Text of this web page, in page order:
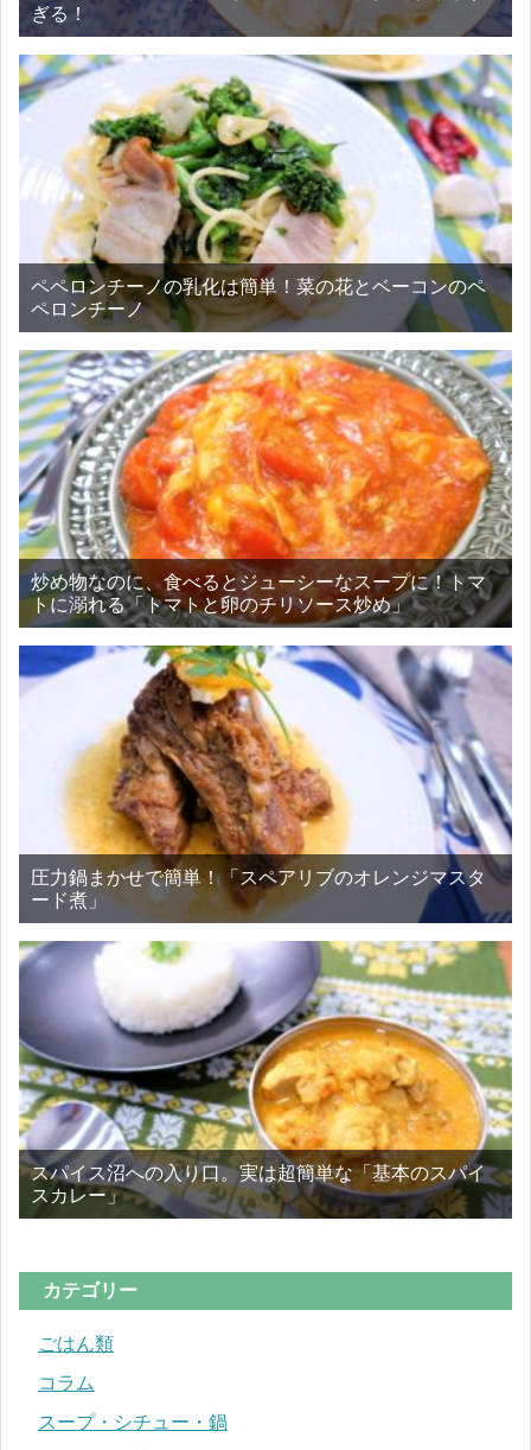
ぎる！
ペペロンチーノの乳化は簡単！菜の花とベーコンのペ
ペロンチーノ
炒め物なのに、食べるとジューシーなスープに！トマ
トに溺れる「トマトと卵のチリソース炒め」
圧力鍋まかせで簡単！「スペアリブのオレンジマスタ
ード煮」
スパイス沼への入り口。実は超簡単な「基本のスパイ
スカレー」
カテゴリー
ごはん類
コラム
スープ・シチュー・鍋